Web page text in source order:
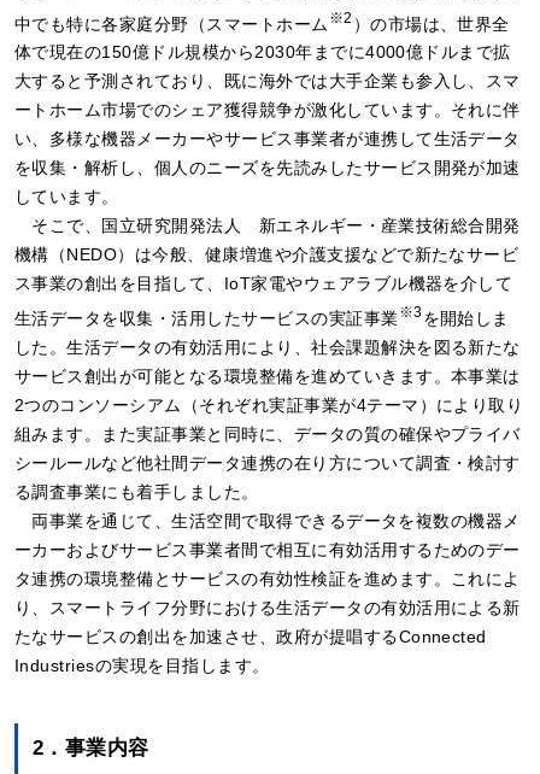
中でも特に各家庭分野（スマートホーム ※2 ）の市場は、世界全
体で現在の150億ドル規模から2030年までに4000億ドルまで拡
大すると予測されており、既に海外では大手企業も参入し、スマ
ートホーム市場でのシェア獲得競争が激化しています。それに伴
い、多様な機器メーカーやサービス事業者が連携して生活データ
を収集・解析し、個人のニーズを先読みしたサービス開発が加速
しています。
そこで、国立研究開発法人 新エネルギー・産業技術総合開発
機構（NEDO）は今般、健康増進や介護支援などで新たなサービ
ス事業の創出を目指して、IoT家電やウェアラブル機器を介して
生活データを収集・活用したサービスの実証事業※3を開始しま
した。生活データの有効活用により、社会課題解決を図る新たな
サービス創出が可能となる環境整備を進めていきます。本事業は
2つのコンソーシアム（それぞれ実証事業が4テーマ）により取り
組みます。また実証事業と同時に、データの質の確保やプライバ
シールールなど他社間データ連携の在り方について調査・検討す
る調査事業にも着手しました。
両事業を通じて、生活空間で取得できるデータを複数の機器メ
ーカーおよびサービス事業者間で相互に有効活用するためのデー
タ連携の環境整備とサービスの有効性検証を進めます。これによ
り、スマートライフ分野における生活データの有効活用による新
たなサービスの創出を加速させ、政府が提唱するConnected
Industriesの実現を目指します。
2．事業内容